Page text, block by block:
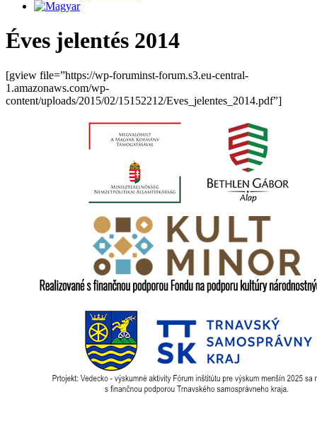
Éves jelentés 2014
[gview file=”https://wp-foruminst-forum.s3.eu-central-
1.amazonaws.com/wp-
content/uploads/2015/02/15152212/Eves_jelentes_2014.pdf”]